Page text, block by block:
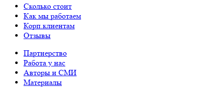
Сколько стоит
Как мы работаем
Корп.клиентам
Отзывы
Партнерство
Работа у нас
Авторы и СМИ
Материалы